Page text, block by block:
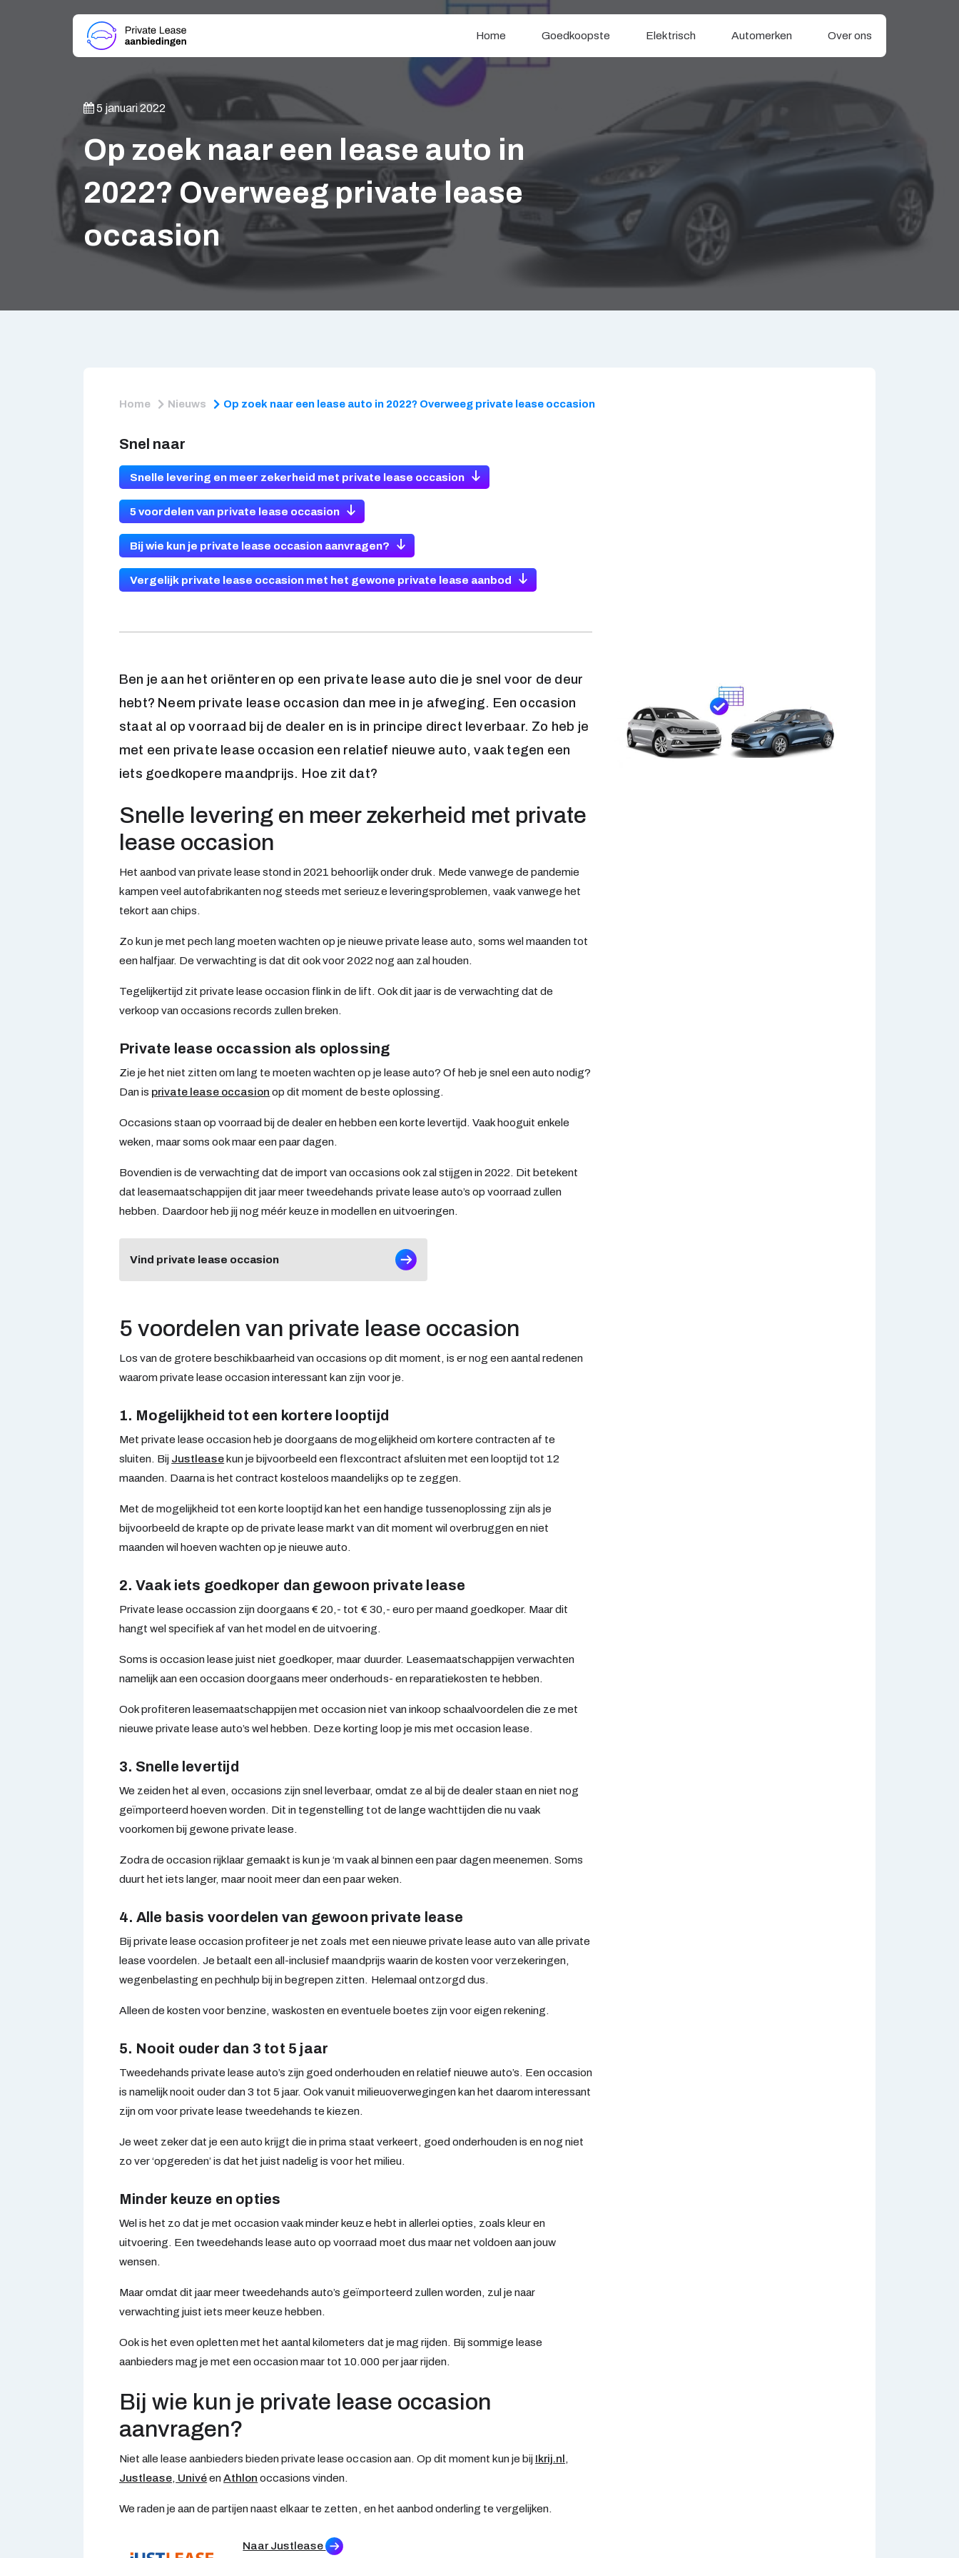
Home Goedkoopste Elektrisch Automerken Over ons
5 januari 2022
Op zoek naar een lease auto in
2022? Overweeg private lease
occasion
Home Nieuws Op zoek naar een lease auto in 2022? Overweeg private lease occasion
Snel naar
Snelle levering en meer zekerheid met private lease occasion
5 voordelen van private lease occasion
Bij wie kun je private lease occasion aanvragen?
Vergelijk private lease occasion met het gewone private lease aanbod
Ben je aan het oriënteren op een private lease auto die je snel voor de deur
hebt? Neem private lease occasion dan mee in je afweging. Een occasion
staat al op voorraad bij de dealer en is in principe direct leverbaar. Zo heb je
met een private lease occasion een relatief nieuwe auto, vaak tegen een
iets goedkopere maandprijs. Hoe zit dat?
Snelle levering en meer zekerheid met private
lease occasion
Het aanbod van private lease stond in 2021 behoorlijk onder druk. Mede vanwege de pandemie
kampen veel autofabrikanten nog steeds met serieuze leveringsproblemen, vaak vanwege het
tekort aan chips.
Zo kun je met pech lang moeten wachten op je nieuwe private lease auto, soms wel maanden tot
een halfjaar. De verwachting is dat dit ook voor 2022 nog aan zal houden.
Tegelijkertijd zit private lease occasion flink in de lift. Ook dit jaar is de verwachting dat de
verkoop van occasions records zullen breken.
Private lease occassion als oplossing
Zie je het niet zitten om lang te moeten wachten op je lease auto? Of heb je snel een auto nodig?
Dan is private lease occasion op dit moment de beste oplossing.
Occasions staan op voorraad bij de dealer en hebben een korte levertijd. Vaak hooguit enkele
weken, maar soms ook maar een paar dagen.
Bovendien is de verwachting dat de import van occasions ook zal stijgen in 2022. Dit betekent
dat leasemaatschappijen dit jaar meer tweedehands private lease auto’s op voorraad zullen
hebben. Daardoor heb jij nog méér keuze in modellen en uitvoeringen.
Vind private lease occasion
5 voordelen van private lease occasion
Los van de grotere beschikbaarheid van occasions op dit moment, is er nog een aantal redenen
waarom private lease occasion interessant kan zijn voor je.
1. Mogelijkheid tot een kortere looptijd
Met private lease occasion heb je doorgaans de mogelijkheid om kortere contracten af te
sluiten. Bij Justleasekun je bijvoorbeeld een flexcontract afsluiten met een looptijd tot 12
maanden. Daarna is het contract kosteloos maandelijks op te zeggen.
Met de mogelijkheid tot een korte looptijd kan het een handige tussenoplossing zijn als je
bijvoorbeeld de krapte op de private lease markt van dit moment wil overbruggen en niet
maanden wil hoeven wachten op je nieuwe auto.
2. Vaak iets goedkoper dan gewoon private lease
Private lease occassion zijn doorgaans € 20,- tot € 30,- euro per maand goedkoper. Maar dit
hangt wel specifiek af van het model en de uitvoering.
Soms is occasion lease juist niet goedkoper, maar duurder. Leasemaatschappijen verwachten
namelijk aan een occasion doorgaans meer onderhouds- en reparatiekosten te hebben.
Ook profiteren leasemaatschappijen met occasion niet van inkoop schaalvoordelen die ze met
nieuwe private lease auto’s wel hebben. Deze korting loop je mis met occasion lease.
3. Snelle levertijd
We zeiden het al even, occasions zijn snel leverbaar, omdat ze al bij de dealer staan en niet nog
geïmporteerd hoeven worden. Dit in tegenstelling tot de lange wachttijden die nu vaak
voorkomen bij gewone private lease.
Zodra de occasion rijklaar gemaakt is kun je ‘m vaak al binnen een paar dagen meenemen. Soms
duurt het iets langer, maar nooit meer dan een paar weken.
4. Alle basis voordelen van gewoon private lease
Bij private lease occasion profiteer je net zoals met een nieuwe private lease auto van alle private
lease voordelen. Je betaalt een all-inclusief maandprijs waarin de kosten voor verzekeringen,
wegenbelasting en pechhulp bij in begrepen zitten. Helemaal ontzorgd dus.
Alleen de kosten voor benzine, waskosten en eventuele boetes zijn voor eigen rekening.
5. Nooit ouder dan 3 tot 5 jaar
Tweedehands private lease auto’s zijn goed onderhouden en relatief nieuwe auto’s. Een occasion
is namelijk nooit ouder dan 3 tot 5 jaar. Ook vanuit milieuoverwegingen kan het daarom interessant
zijn om voor private lease tweedehands te kiezen.
Je weet zeker dat je een auto krijgt die in prima staat verkeert, goed onderhouden is en nog niet
zo ver ‘opgereden’ is dat het juist nadelig is voor het milieu.
Minder keuze en opties
Wel is het zo dat je met occasion vaak minder keuze hebt in allerlei opties, zoals kleur en
uitvoering. Een tweedehands lease auto op voorraad moet dus maar net voldoen aan jouw
wensen.
Maar omdat dit jaar meer tweedehands auto’s geïmporteerd zullen worden, zul je naar
verwachting juist iets meer keuze hebben.
Ook is het even opletten met het aantal kilometers dat je mag rijden. Bij sommige lease
aanbieders mag je met een occasion maar tot 10.000 per jaar rijden.
Bij wie kun je private lease occasion
aanvragen?
Niet alle lease aanbieders bieden private lease occasion aan. Op dit moment kun je bij Ikrij.nl
Justlease UnivéenAthlon occasions vinden.
We raden je aan de partijen naast elkaar te zetten, en het aanbod onderling te vergelijken.
Naar Justlease